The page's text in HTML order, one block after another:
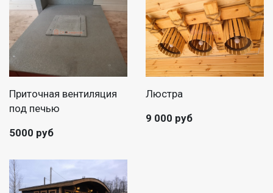
Приточная вентиляция
под печью
5000 руб
Люстра
9 000 руб